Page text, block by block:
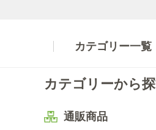
カテゴリー一覧
カテゴリーから
通販商品